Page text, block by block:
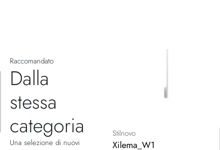
Raccomandato
Dalla
stessa
categoria
Una selezione di nuovi
Stilnovo
Xilema_W1